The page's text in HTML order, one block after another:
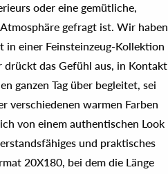
oder eine gemütliche,
gefragt ist. Wir haben
in einer Feinsteinzeug-Kollektion
drückt das Gefühl aus, in Kontakt
ganzen Tag über begleitet, sei
verschiedenen warmen Farben
von einem authentischen Look
und praktisches
20X180, bei dem die Länge
schönen, subtilen Planung
mit raffinierten taktilen Details
das elegante Aussehen mit
Grafiken und taktilen
Weise einen neuartigen,
4EVER ist der ideale Boden
lieben, aber die Wahl einer
Holz ist, aber dank ihrer
Oberfläche, die nicht abfärbt